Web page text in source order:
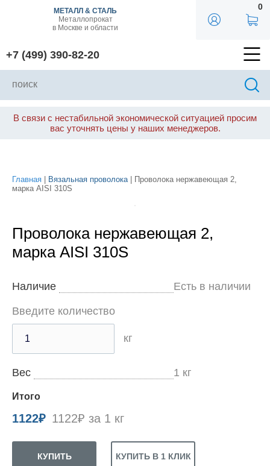
МЕТАЛЛ & СТАЛЬ
Металлопрокат
в Москве и области
+7 (499) 390-82-20
0
В связи с нестабильной экономической ситуацией просим
вас уточнять цены у наших менеджеров.
Главная Вязальная проволока| Проволока нержавеющая 2,
марка AISI 310S
Проволока нержавеющая 2,
марка AISI 310S
Наличие Есть в наличии
Введите количество
кг
Вес 1 кг
Итого
1122₽ 1122₽ за 1 кг